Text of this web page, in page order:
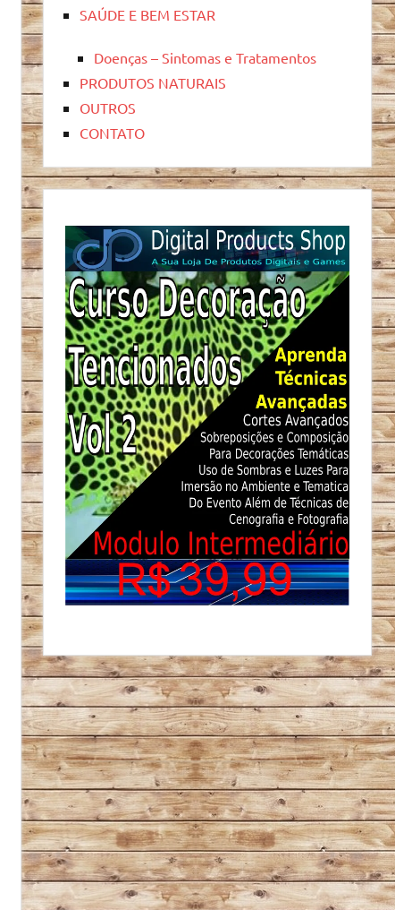
SAÚDE E BEM ESTAR
Doenças – Sintomas e Tratamentos
PRODUTOS NATURAIS
OUTROS
CONTATO